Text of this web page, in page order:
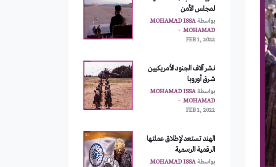
لمجلس الأمن
بواسطةMOHAMAD ISSA
MOHAMAD
FEB 1, 2022
نشر آلاف الجنود الأمريكيين
شرق أوروبا
بواسطةMOHAMAD ISSA
MOHAMAD
FEB 1, 2022
الهند تستعد لإطلاق عملتها
الرقمية الرسمية
بواسطةMOHAMAD ISSA